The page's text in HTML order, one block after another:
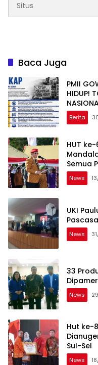
Baca Juga
PMII
HIDUP!
Berita
HUT
Semua
News
UKI
News
33
News
Hut ke-
Sul-Sel
News